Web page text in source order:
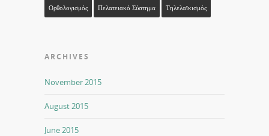
Ορθολογισμός Πελατειακό Σύστημα Τηλελαϊκισμός
ARCHIVES
November 2015
August 2015
June 2015